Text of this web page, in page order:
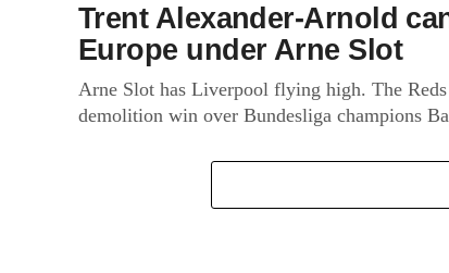
Trent Alexander-Arnold
Europe under Arne Slot
Arne Slot has Liverpool flying high. The
demolition win over Bundesliga champions